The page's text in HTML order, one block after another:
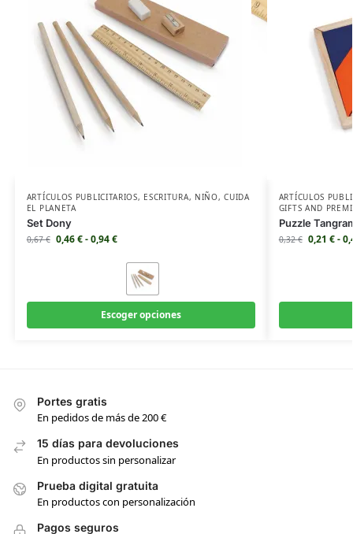
ARTÍCULOS PUBLICITARIOS, ESCRITURA, NIÑO,CUIDA
EL PLANETA
Set Dony
0,67€ 0,46€-0,94€
Escoger opciones
ARTÍCULOS
GIFTS AND
Puzzle
0,32€ 0,21 €-
Portes gratis
En pedidos de más de 200 €
15 días para devoluciones
En productos sin personalizar
Prueba digital gratuita
En productos con personalización
Pagos seguros